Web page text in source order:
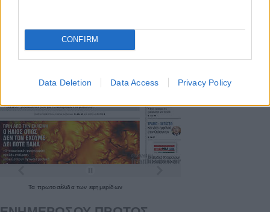
CONFIRM
Data Deletion Data Access Privacy Policy
Τα πρωτοσέλιδατων εφημερίδων